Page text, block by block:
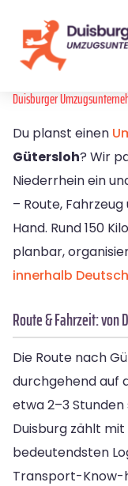
Duisburger
Du planst einen
Gütersloh? Wir
Niederrhein ein
– Route,
Hand. Rund 150
planbar,
innerhalb
Route & Fahrzeit: von
Die Route nach
durchgehend auf
etwa 2–3
Duisburg zählt
bedeutendsten
Transport-Know-